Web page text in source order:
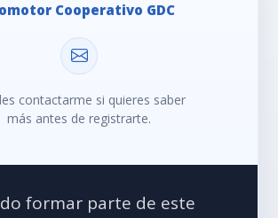
Cooperativo GDC
contactarme si quieres saber
más antes de registrarte.
formar parte de este